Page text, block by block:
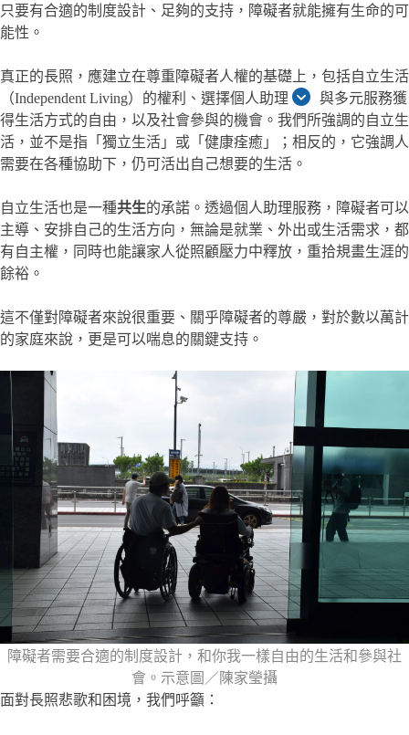
只要有合適的制度設計、足夠的支持，障礙者就能擁有生命的可
能性。
真正的長照，應建立在尊重障礙者人權的基礎上，包括自立生活
（Independent Living）的權利、選擇個人助理
與多元服務獲
得生活方式的自由，以及社會參與的機會。我們所強調的自立生
活，並不是指「獨立生活」或「健康痊癒」；相反的，它強調人
需要在各種協助下，仍可活出自己想要的生活。
自立生活也是一種共生的承諾。透過個人助理服務，障礙者可以
主導、安排自己的生活方向，無論是就業、外出或生活需求，都
有自主權，同時也能讓家人從照顧壓力中釋放，重拾規畫生涯的
餘裕。
這不僅對障礙者來說很重要、關乎障礙者的尊嚴，對於數以萬計
的家庭來說，更是可以喘息的關鍵支持。
障礙者需要合適的制度設計，和你我一樣自由的生活和參與社
會。示意圖／陳家瑩攝
面對長照悲歌和困境，我們呼籲：